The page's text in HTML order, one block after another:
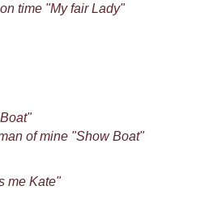
time "My fair Lady"
of mine "Show Boat"
me Kate"